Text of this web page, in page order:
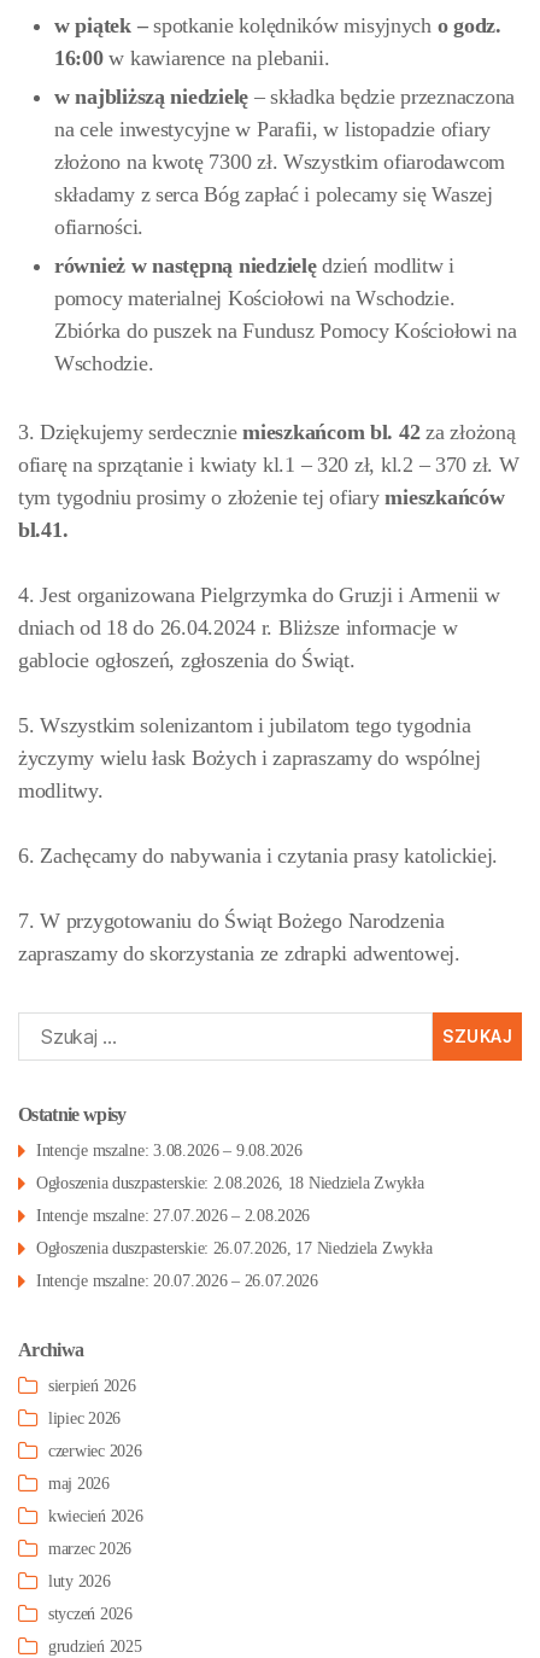
w piątek –spotkanie kolędników misyjnycho godz.
16:00w kawiarence na plebanii.
w najbliższą niedzielę – składka będzie przeznaczona
na cele inwestycyjne w Parafii, w listopadzie ofiary
złożono na kwotę 7300 zł. Wszystkim ofiarodawcom
składamy z serca Bóg zapłać i polecamy się Waszej
ofiarności.
również w następną niedzielędzień modlitw i
pomocy materialnej Kościołowi na Wschodzie.
Zbiórka do puszek na Fundusz Pomocy Kościołowi na
Wschodzie.
3. Dziękujemy serdeczniemieszkańcom bl. 42za złożoną
ofiarę na sprzątanie i kwiaty kl.1 – 320 zł, kl.2 – 370 zł. W
tym tygodniu prosimy o złożenie tej ofiarymieszkańców
bl.41.
4. Jest organizowana Pielgrzymka do Gruzji i Armenii w
dniach od 18 do 26.04.2024 r. Bliższe informacje w
gablocie ogłoszeń, zgłoszenia do Świąt.
5. Wszystkim solenizantom i jubilatom tego tygodnia
życzymy wielu łask Bożych i zapraszamy do wspólnej
modlitwy.
6. Zachęcamy do nabywania i czytania prasy katolickiej.
7. W przygotowaniu do Świąt Bożego Narodzenia
zapraszamy do skorzystania ze zdrapki adwentowej.
Szukaj:
Ostatnie wpisy
Intencje mszalne: 3.08.2026 – 9.08.2026
Ogłoszenia duszpasterskie: 2.08.2026, 18 Niedziela Zwykła
Intencje mszalne: 27.07.2026 – 2.08.2026
Ogłoszenia duszpasterskie: 26.07.2026, 17 Niedziela Zwykła
Intencje mszalne: 20.07.2026 – 26.07.2026
Archiwa
sierpień 2026
lipiec 2026
czerwiec 2026
maj 2026
kwiecień 2026
marzec 2026
luty 2026
styczeń 2026
grudzień 2025